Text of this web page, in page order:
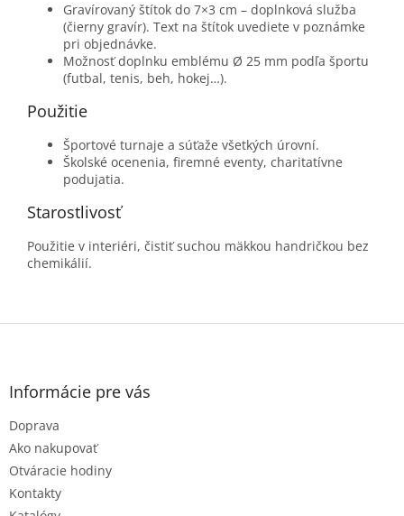
Gravírovaný štítok do 7×3 cm – doplnková služba
(čierny gravír). Text na štítok uvediete v poznámke
pri objednávke.
Možnosť doplnku emblému Ø 25 mm podľa športu
(futbal, tenis, beh, hokej…).
Použitie
Športové turnaje a súťaže všetkých úrovní.
Školské ocenenia, firemné eventy, charitatívne
podujatia.
Starostlivosť
Použitie v interiéri, čistiť suchou mäkkou handričkou bez
chemikálií.
Z
Informácie pre vás
Doprava
Ako nakupovať
Otváracie hodiny
Kontakty